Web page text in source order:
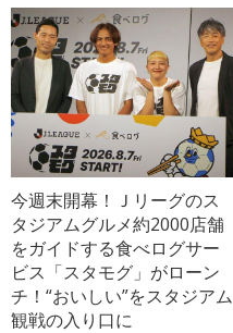
今週末開幕！Ｊリーグのス
タジアムグルメ約2000店舗
をガイドする食べログサー
ビス「スタモグ」がローン
チ！“おいしい”をスタジアム
観戦の入り口に